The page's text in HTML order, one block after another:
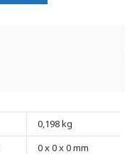
0,198 kg
0 x 0 x 0 mm